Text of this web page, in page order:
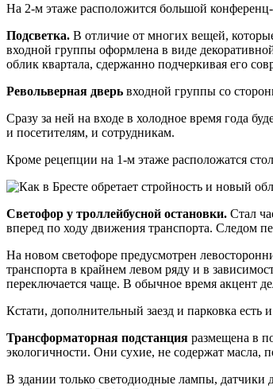
На 2-м этаже расположится большой
Подсветка. В отличие от многих вещей,
входной группы оформлена в виде
облик квартала, сдержанно подчеркивая его
Револьверная дверь входной группы со
Сразу за ней на входе в холодное время года
и посетителям, и сотрудникам.
Кроме рецепции на 1-м этаже расположатся
Светофор у троллейбусной остановки. Стал
вперед по ходу движения транспорта. Следом
На новом светофоре предусмотрен
транспорта в крайнем левом ряду и в
переключается чаще. В обычное время акцент
Кстати, дополнительный заезд и парковка есть
Трансформаторная подстанция размещена в
экологичности. Они сухие, не содержат масла,
В здании только светодиодные лампы, датчики